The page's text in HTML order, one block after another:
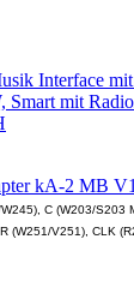
kA-2 MB V1
C (W203/S203
(W251/V251), CLK